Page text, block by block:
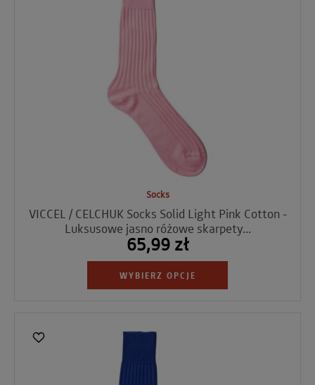
Socks
VICCEL / CELCHUK Socks Solid Light Pink Cotton -
Luksusowe jasno różowe skarpety...
65,99 zł
WYBIERZ OPCJE